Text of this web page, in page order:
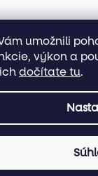
umožnili
výkon a
dočítate tu.